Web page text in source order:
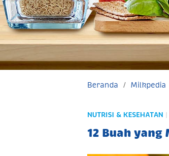
Beranda Milkpedia
NUTRISI & KESEHATAN
12 Buah